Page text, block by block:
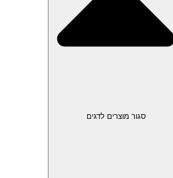
סגור מוצרים לדגים